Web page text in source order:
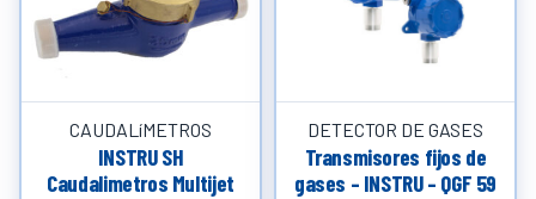
CAUDALíMETROS
INSTRU SH
Caudalimetros Multijet
DETECTOR DE GASES
Transmisores fijos de
gases – INSTRU – QGF 59